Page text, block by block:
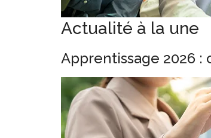
Actualité à la une
Apprentissage 2026